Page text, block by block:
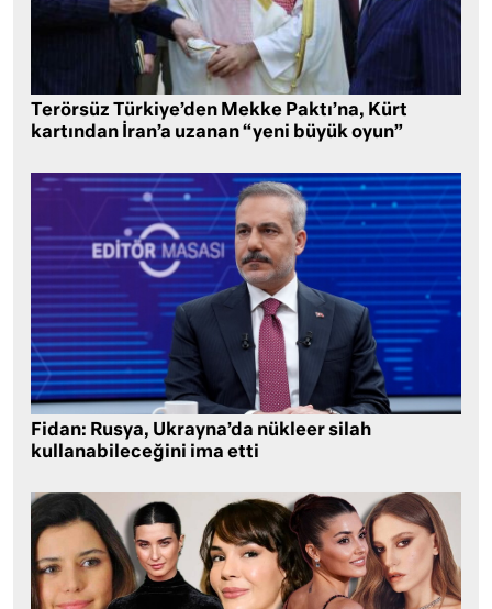
Terörsüz Türkiye’den Mekke Paktı’na, Kürt
kartından İran’a uzanan “yeni büyük oyun”
Fidan: Rusya, Ukrayna’da nükleer silah
kullanabileceğini ima etti